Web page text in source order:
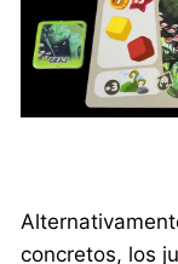
concretos, los